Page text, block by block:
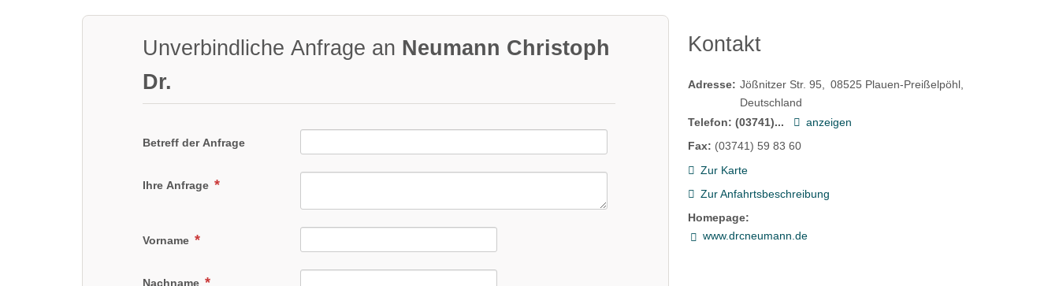
Unverbindliche Anfrage an Neumann Christoph
Dr.
Betreff der Anfrage
Ihre Anfrage
Vorname
Nachname
Kontakt
Adresse: Jößnitzer Str. 95 08525 Plauen-Preißelpöhl
Deutschland
Telefon: (03741)...
anzeigen
Fax: (03741) 59 83 60
Zur Karte
Zur Anfahrtsbeschreibung
Homepage:
www.drcneumann.de